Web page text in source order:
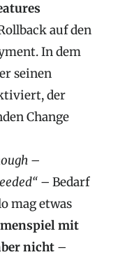
auf den
In dem
seinen
der
Change
–
– Bedarf
mag etwas
mit
nicht –